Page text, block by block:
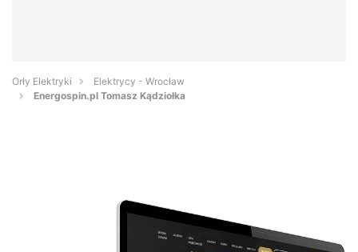
Orły Elektryki
Elektrycy - Wrocław
Energospin.pl Tomasz Kądziołka